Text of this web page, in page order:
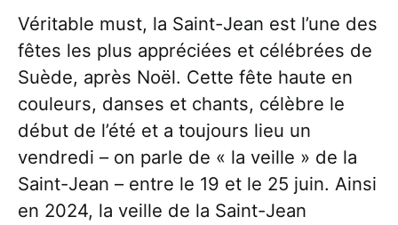
Véritable must, la Saint-Jean est l’une des
fêtes les plus appréciées et célébrées de
Suède, après Noël. Cette fête haute en
couleurs, danses et chants, célèbre le
début de l’été et a toujours lieu un
vendredi – on parle de « la veille » de la
Saint-Jean – entre le 19 et le 25 juin. Ainsi
en 2024, la veille de la Saint-Jean